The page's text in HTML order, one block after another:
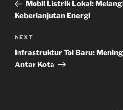
Mobil Listrik Lokal:
Keberlanjutan Energi
Next
Post
NEXT
Infrastruktur Tol Baru:
Antar Kota